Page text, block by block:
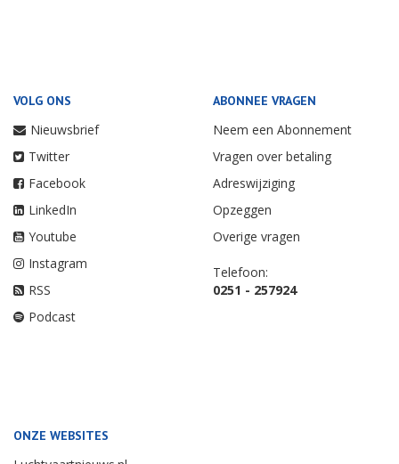
VOLG ONS
Nieuwsbrief
Twitter
Facebook
LinkedIn
Youtube
Instagram
RSS
Podcast
ABONNEE VRAGEN
Neem een Abonnement
Vragen over betaling
Adreswijziging
Opzeggen
Overige vragen
Telefoon:
0251 - 257924
ONZE WEBSITES